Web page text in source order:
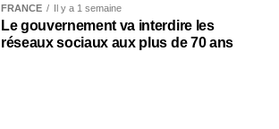
FRANCE Il y a 1 semaine
Le gouvernement va interdire les
réseaux sociaux aux plus de 70 ans